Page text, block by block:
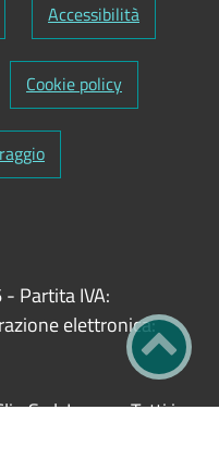
Accessibilità
Cookie policy
- Partita IVA:
elettronica:
S.r.l. Lecce - Tutti i